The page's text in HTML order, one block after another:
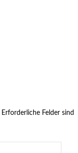
Erforderliche Felder sind